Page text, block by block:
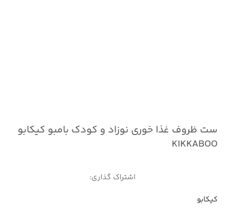
ست ظروف غذا خوری نوزاد و کودک بامبو کیکابو
KIKKABOO
اشتراک گذاری:
کیکابو